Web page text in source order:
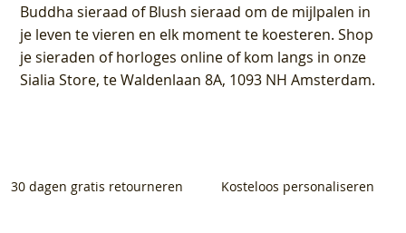
Buddha sieraad of Blush sieraad om de mijlpalen in
je leven te vieren en elk moment te koesteren. Shop
je sieraden of horloges online of kom langs in onze
Sialia Store, te Waldenlaan 8A, 1093 NH Amsterdam.
30 dagen gratis retourneren Kosteloos personaliseren